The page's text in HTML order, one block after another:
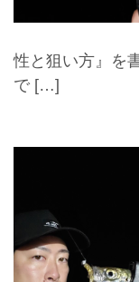
性と狙い方』を
で […]